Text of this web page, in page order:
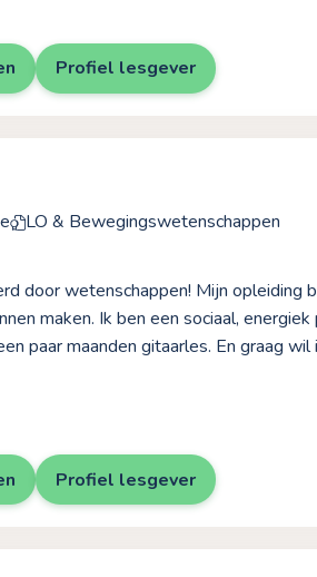
Profiel lesgever
LO & Bewegingswetenschappen
door wetenschappen! Mijn
maken. Ik ben een sociaal,
paar maanden gitaarles. En graag
Profiel lesgever